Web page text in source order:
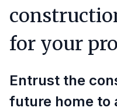
for your
Entrust the
future home to